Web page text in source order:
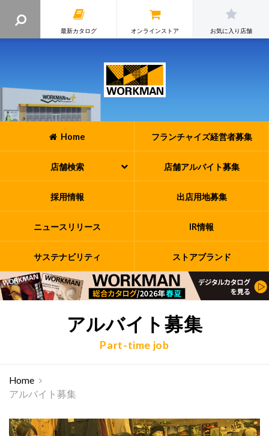
最新カタログ オンラインストア お気に入り店舗
Home フランチャイズ経営者募集
店舗検索 店舗アルバイト募集
採用情報 出店用地募集
ニュースリリース IR情報
サステナビリティ ストアブランド
アルバイト募集
Part-time job
Home
アルバイト募集